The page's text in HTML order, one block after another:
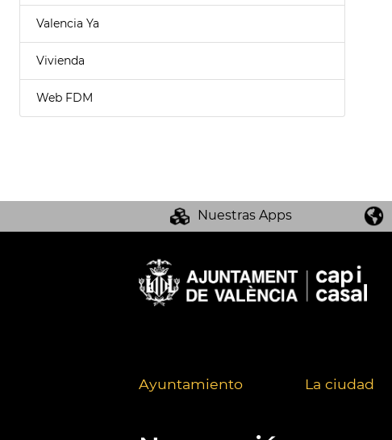
Valencia Ya
Vivienda
Web FDM
Nuestras Apps
Ayuntamiento La ciudad